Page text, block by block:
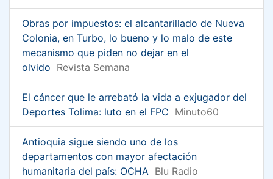
Obras por impuestos: el alcantarillado de Nueva
Colonia, en Turbo, lo bueno y lo malo de este
mecanismo que piden no dejar en el
olvido Revista Semana
El cáncer que le arrebató la vida a exjugador del
Deportes Tolima: luto en el FPC Minuto60
Antioquia sigue siendo uno de los
departamentos con mayor afectación
humanitaria del país: OCHA Blu Radio